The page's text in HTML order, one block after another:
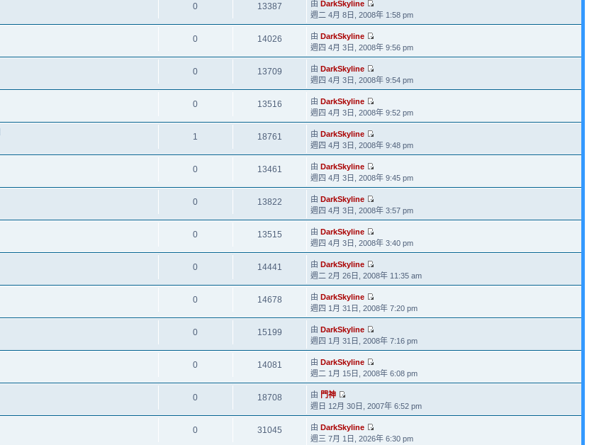
0 13387 由DarkSkyline
週二 4月 8日, 2008年 1:58 pm
0 14026 由DarkSkyline
週四 4月 3日, 2008年 9:56 pm
0 13709 由DarkSkyline
週四 4月 3日, 2008年 9:54 pm
0 13516 由DarkSkyline
週四 4月 3日, 2008年 9:52 pm
1 18761 由DarkSkyline
週四 4月 3日, 2008年 9:48 pm
0 13461 由DarkSkyline
週四 4月 3日, 2008年 9:45 pm
0 13822 由DarkSkyline
週四 4月 3日, 2008年 3:57 pm
0 13515 由DarkSkyline
週四 4月 3日, 2008年 3:40 pm
0 14441 由DarkSkyline
週二 2月 26日, 2008年 11:35 am
0 14678 由DarkSkyline
週四 1月 31日, 2008年 7:20 pm
0 15199 由DarkSkyline
週四 1月 31日, 2008年 7:16 pm
0 14081 由DarkSkyline
週二 1月 15日, 2008年 6:08 pm
0 18708 由 門神
週日 12月 30日, 2007年 6:52 pm
0 31045 由DarkSkyline
週三 7月 1日, 2026年 6:30 pm